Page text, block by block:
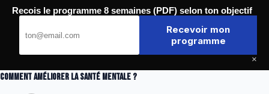
Passer
Comment améliorer la santé mentale ?
Recois le programme 8 semaines (PDF) selon ton objectif
Recevoir mon
programme
×